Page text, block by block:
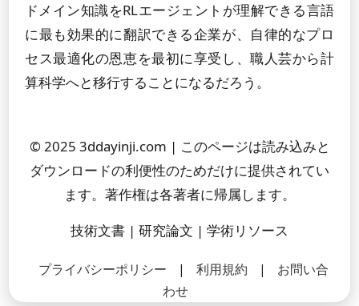
ドメイン知識をRLエージェントが理解できる言語
に最も効果的に翻訳できる企業が、自律的なプロ
セス最適化の恩恵を最初に享受し、職人芸から計
算科学へと移行することになるだろう。
© 2025 3ddayinji.com | このページは読み込みと
ダウンロードの利便性のためだけに提供されてい
ます。著作権は各著者に帰属します。
技術文書 | 研究論文 | 学術リソース
プライバシーポリシー | 利用規約 |
お問い合
わせ